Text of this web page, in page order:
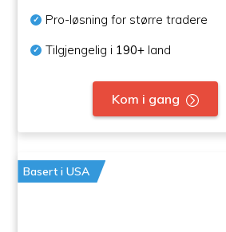
Pro-løsning for større tradere
Tilgjengelig i 190+ land
Kom i gang
Basert i USA